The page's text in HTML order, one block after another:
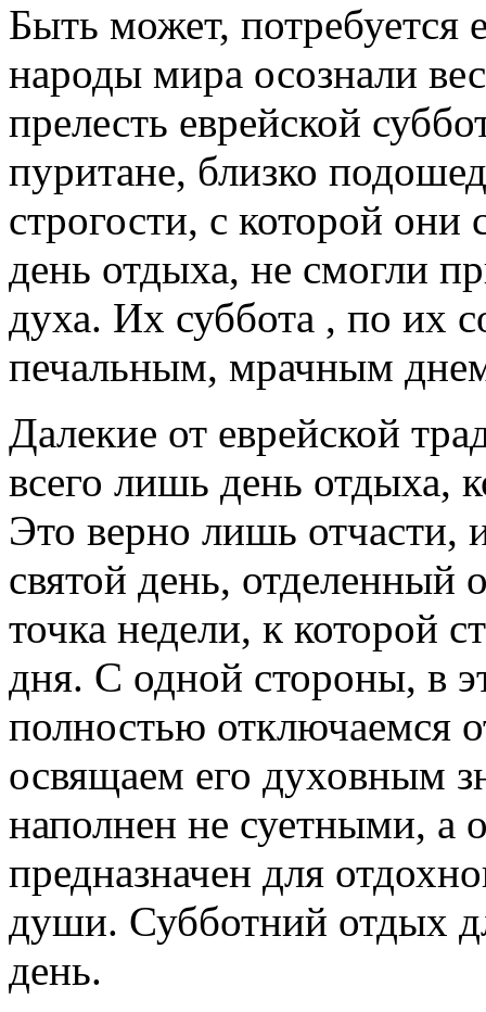
Быть может, потребуется
народы мира осознали
прелесть еврейской
пуритане, близко
строгости, с которой
день отдыха, не смогли
духа. Их суббота , по их
печальным, мрачным
Далекие от еврейской
всего лишь день отдыха,
Это верно лишь отчасти,
святой день, отделенный
точка недели, к которой
дня. С одной стороны, в
полностью отключаемся
освящаем его духовным
наполнен не суетными,
предназначен для
души. Субботний отдых
день.